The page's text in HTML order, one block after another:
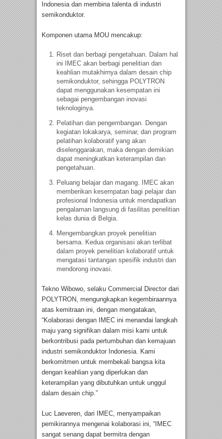
Indonesia dan membina talenta di industri
semikonduktor.
Komponen utama MOU mencakup:
Riset dan berbagi pengetahuan. Dalam hal
ini IMEC akan berbagi penelitian dan
keahlian mutakhirnya dalam desain chip
semikonduktor, sehingga POLYTRON
dapat menggunakan kesempatan ini
sebagai pengembangan inovasi
teknologinya.
Pelatihan dan pengembangan. Dengan
kegiatan lokakarya, seminar, dan program
pelatihan kolaboratif yang akan
diselenggarakan, maka dengan demikian
dapat meningkatkan keterampilan dan
pengetahuan.
Peluang belajar dan magang. IMEC akan
memberikan kesempatan bagi pelajar dan
profesional Indonesia untuk mendapatkan
pengalaman langsung di fasilitas penelitian
kelas dunia di Belgia.
Mengembangkan proyek penelitian
bersama. Kedua organisasi akan terlibat
dalam proyek penelitian kolaboratif untuk
mengatasi tantangan spesifik industri dan
mendorong inovasi.
Tekno Wibowo, selaku Commercial Director dari
POLYTRON, mengungkapkan kegembiraannya
atas kemitraan ini, dengan mengatakan,
“Kolaborasi dengan IMEC ini menandai langkah
maju yang signifikan dalam misi kami untuk
berkontribusi pada pertumbuhan dan kemajuan
industri semikonduktor Indonesia. Kami
berkomitmen untuk membekali bangsa kita
dengan keahlian yang diperlukan dan
keterampilan yang dibutuhkan untuk unggul
dalam desain chip.”
Luc Laeveren, dari IMEC, menyampaikan
pemikirannya mengenai kolaborasi ini, “IMEC
sangat senang dapat bermitra dengan